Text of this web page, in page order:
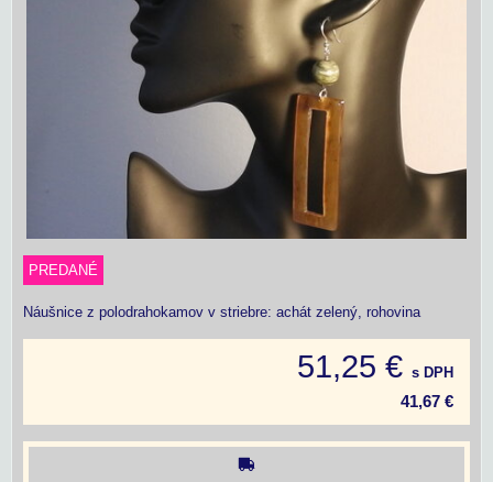
PREDANÉ
Náušnice z polodrahokamov v striebre: achát zelený, rohovina
51,25 € s DPH
41,67 €